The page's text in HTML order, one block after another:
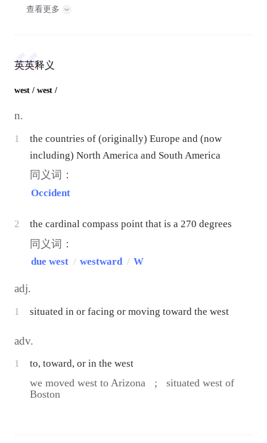
查看更多
英英释义
west / west /
n.
1
the countries of (originally) Europe and (now
including) North America and South America
同义词：
Occident
2 the cardinal compass point that is a 270 degrees
同义词：
due west / westward/ W
adj.
1 situated in or facing or moving toward the west
adv.
1 to, toward, or in the west
we moved west to Arizona ;
situated west of
Boston